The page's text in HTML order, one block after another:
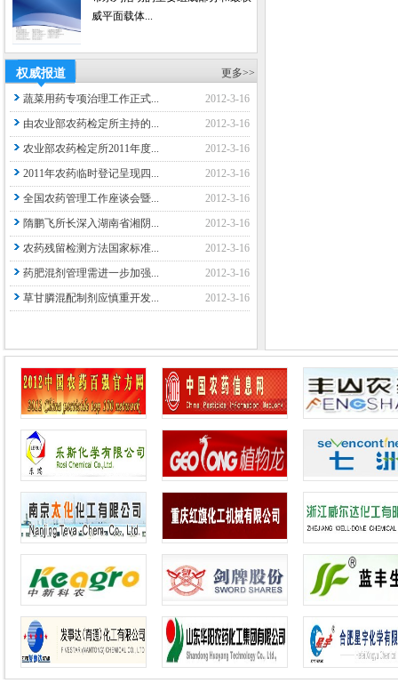
威平面载体...
权威报道 更多>>
蔬菜用药专项治理工作正式...
2012-3-16
由农业部农药检定所主持的...
2012-3-16
农业部农药检定所2011年度...
2012-3-16
2011年农药临时登记呈现四...
2012-3-16
全国农药管理工作座谈会暨...
2012-3-16
隋鹏飞所长深入湖南省湘阴...
2012-3-16
农药残留检测方法国家标准...
2012-3-16
药肥混剂管理需进一步加强...
2012-3-16
草甘膦混配制剂应慎重开发...
2012-3-16